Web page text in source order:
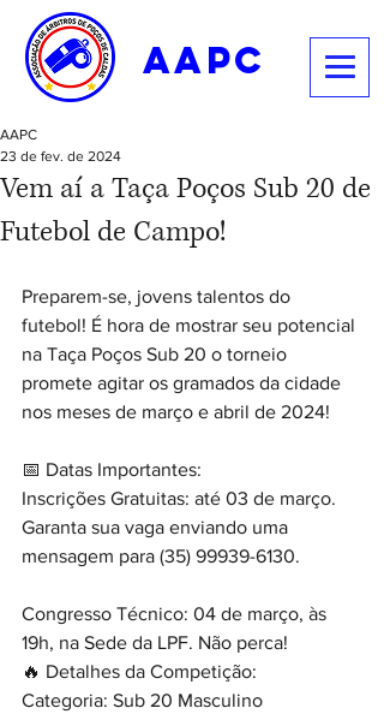
aapc
Vem aí a Taça Poços Sub 20 de
Futebol de Campo!
AAPC
23 de fev. de 2024
Preparem-se, jovens talentos do
futebol! É hora de mostrar seu potencial
na Taça Poços Sub 20 o torneio
promete agitar os gramados da cidade
nos meses de março e abril de 2024!
📅 Datas Importantes:
Inscrições Gratuitas: até 03 de março.
Garanta sua vaga enviando uma
mensagem para (35) 99939-6130.
Congresso Técnico: 04 de março, às
19h, na Sede da LPF. Não perca!
🔥 Detalhes da Competição:
Categoria: Sub 20 Masculino